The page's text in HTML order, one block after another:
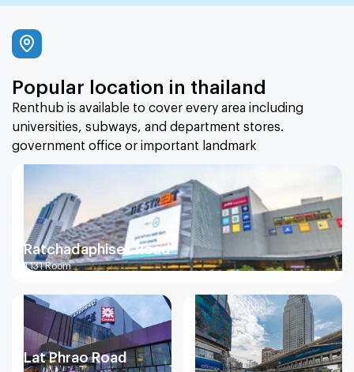
Popular location in thailand
Renthub is available to cover every area including
universities, subways, and department stores.
government office or important landmark
Ratchadaphisek Road
1,131 Room
Lat Phrao Road